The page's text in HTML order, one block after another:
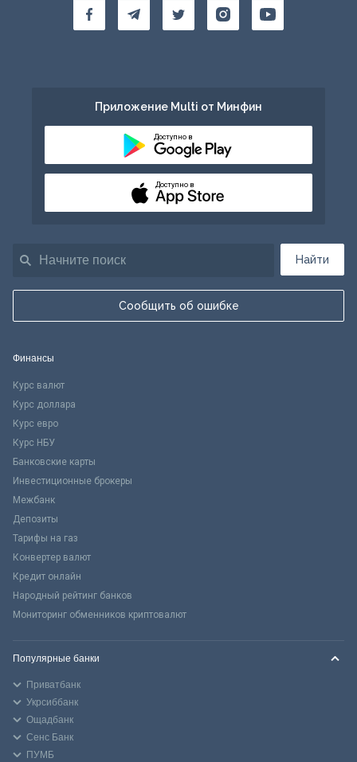
Найти
Сообщить об ошибке
Приложение Multi от Минфин
Доступно в
Доступно в
Финансы
Курс валют
Курс доллара
Курс евро
Курс НБУ
Банковские карты
Инвестиционные брокеры
Межбанк
Депозиты
Тарифы на газ
Конвертер валют
Кредит онлайн
Народный рейтинг банков
Мониторинг обменников криптовалют
Популярные банки
Приватбанк
Укрсиббанк
Ощадбанк
Сенс Банк
ПУМБ